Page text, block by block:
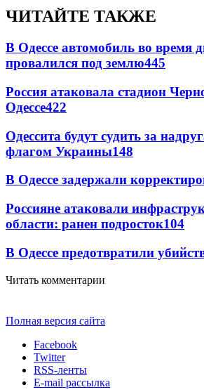
ЧИТАЙТЕ ТАКЖЕ
В Одессе автомобиль во время
провалился под землю445
Россия атаковала стадион
Одессе422
Одессита будут судить за
флагом Украины148
В Одессе задержали
Россияне атаковали
области: ранен подросток104
В Одессе предотвратили
Читать комментарии
Полная версия сайта
Facebook
Twitter
RSS-ленты
E-mail рассылка